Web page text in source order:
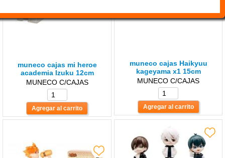
muneco cajas mi heroe
academia lzuku 12cm
MUNECO C/CAJAS
muneco cajas Haikyuu
kageyama x1 15cm
MUNECO C/CAJAS